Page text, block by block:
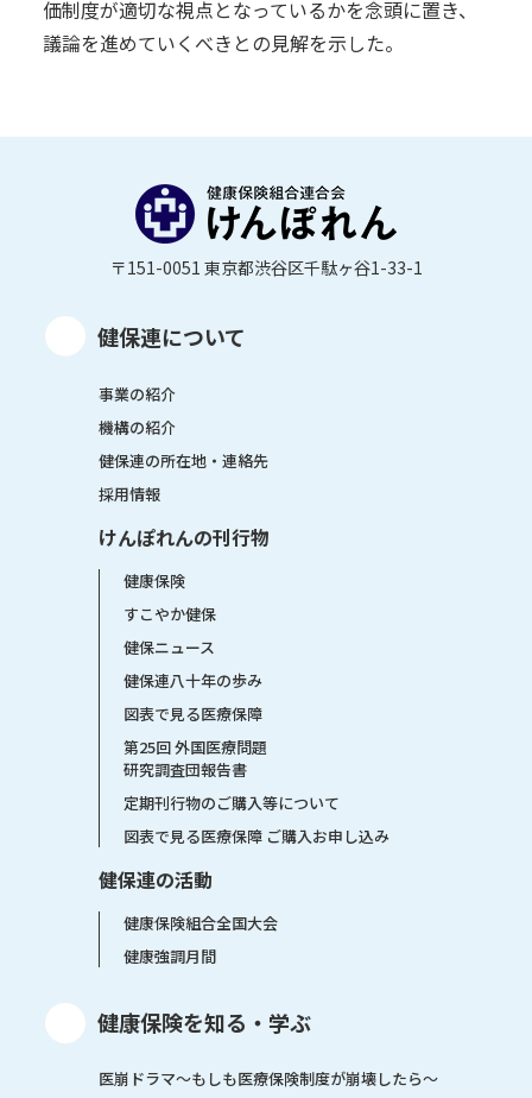
価制度が適切な視点となっているかを念頭に置き、
議論を進めていくべきとの見解を示した。
〒151-0051 東京都渋谷区千駄ヶ谷1-33-1
健保連について
事業の紹介
機構の紹介
健保連の所在地・連絡先
採用情報
けんぽれんの刊行物
健康保険
すこやか健保
健保ニュース
健保連八十年の歩み
図表で見る医療保障
第25回 外国医療問題
研究調査団報告書
定期刊行物のご購入等について
図表で見る医療保障 ご購入お申し込み
健保連の活動
健康保険組合全国大会
健康強調月間
健康保険を知る・学ぶ
医崩ドラマ〜もしも医療保険制度が崩壊したら〜